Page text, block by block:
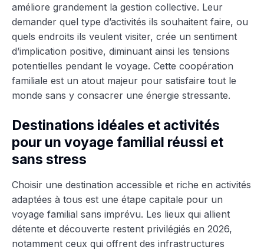
améliore grandement la gestion collective. Leur
demander quel type d’activités ils souhaitent faire, ou
quels endroits ils veulent visiter, crée un sentiment
d’implication positive, diminuant ainsi les tensions
potentielles pendant le voyage. Cette coopération
familiale est un atout majeur pour satisfaire tout le
monde sans y consacrer une énergie stressante.
Destinations idéales et activités
pour un voyage familial réussi et
sans stress
Choisir une destination accessible et riche en activités
adaptées à tous est une étape capitale pour un
voyage familial sans imprévu. Les lieux qui allient
détente et découverte restent privilégiés en 2026,
notamment ceux qui offrent des infrastructures